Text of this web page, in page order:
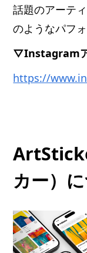
話題のアーテ
のようなパフ
▽Instagram
https://
カー）